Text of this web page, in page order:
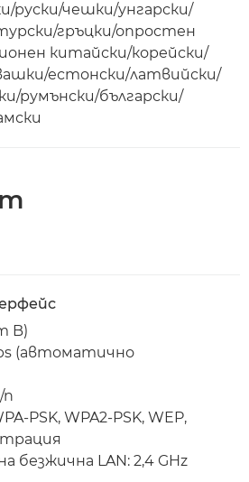
руски/чешки/унгарски/
гръцки/опростен
китайски/корейски/
естонски/латвийски/
румънски/български/
B)
(автоматично
n
PSK, WPA2-PSK, WEP,
безжична LAN: 2,4 GHz